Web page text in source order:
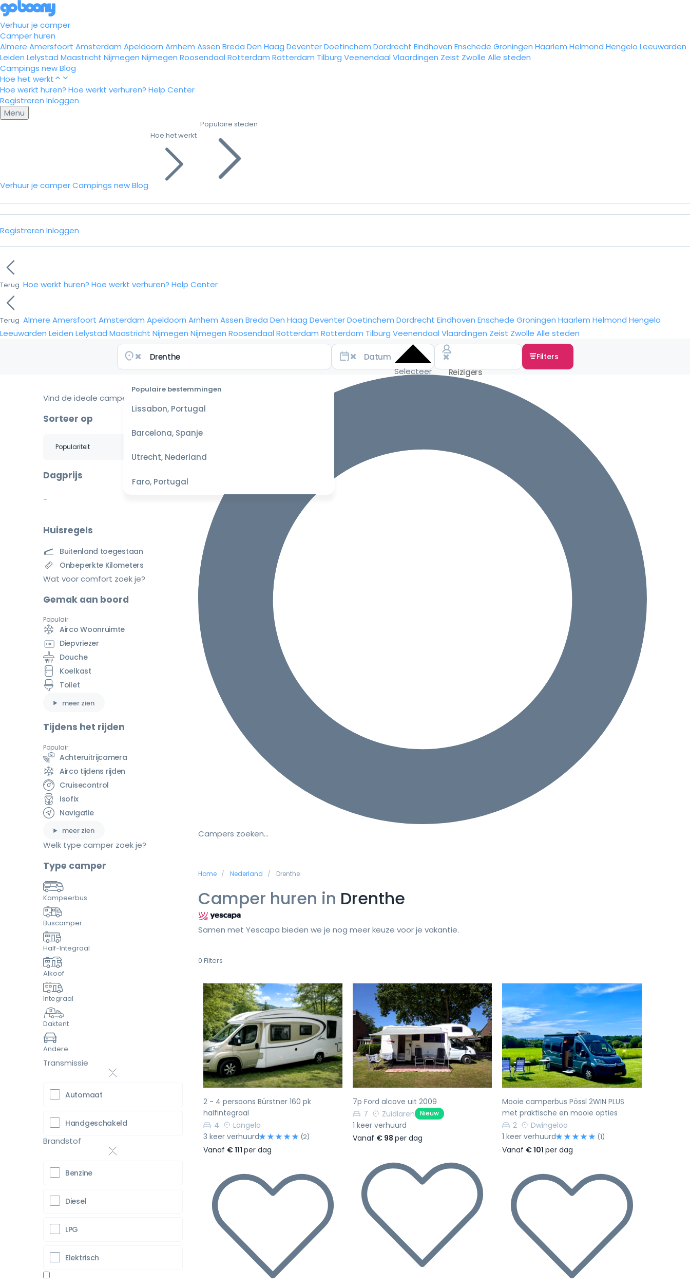
Verhuur je camper
Camper huren
Almere Amersfoort Amsterdam Apeldoorn Arnhem Assen Breda Den Haag DeventerDoetinchem Dordrecht Eindhoven Enschede Groningen Haarlem Helmond Hengelo Leeuwarden
Leiden Lelystad Maastricht Nijmegen Nijmegen Roosendaal Rotterdam Rotterdam Tilburg Veenendaal Vlaardingen Zeist Zwolle Alle steden
Campings newBlog
Hoe het werkt
Hoe werkt huren? Hoe werkt verhuren? Help Center
Registreren Inloggen
Menu
Verhuur je camperCampings newBlog
Hoe het werkt
Populaire steden
Registreren Inloggen
Terug Hoe werkt huren? Hoe werkt verhuren? Help Center
Terug Almere Amersfoort Amsterdam Apeldoorn Arnhem Assen Breda Den Haag DeventerDoetinchem Dordrecht Eindhoven Enschede Groningen Haarlem Helmond Hengelo
Leeuwarden Leiden Lelystad Maastricht Nijmegen Nijmegen Roosendaal Rotterdam Rotterdam Tilburg Veenendaal Vlaardingen Zeist Zwolle Alle steden
Populaire bestemmingen
Lissabon, Portugal
Barcelona, Spanje
Utrecht, Nederland
Faro, Portugal
Selecteer
Filters
Campers zoeken…
Home Nederland Drenthe
Camper huren in Drenthe
Samen met Yescapa bieden we je nog meer keuze voor je vakantie.
0 Filters
Vorige Volgende
2 - 4 persoons Bürstner 160 pk
halfintegraal
4
Langelo
3 keer verhuurd
(2)
Vanaf € 111 per dag
Vorige Volgende
7p Ford alcove uit 2009
7
Zuidlaren Nieuw
1 keer verhuurd
Vanaf € 98 per dag
Vorige Volgende
Mooie camperbus Pössl 2WIN PLUS
met praktische en mooie opties
2
Dwingeloo
1 keer verhuurd
(1)
Vanaf € 101per dag
Vind de ideale camper voor je reis
Sorteer op
Dagprijs
-
Huisregels
Buitenland toegestaan
Onbeperkte Kilometers
Wat voor comfort zoek je?
Gemak aan boord
Populair
Airco Woonruimte
Diepvriezer
Douche
Koelkast
Toilet
meer zien
Tijdens het rijden
Populair
Achteruitrijcamera
Airco tijdens rijden
Cruisecontrol
Isofix
Navigatie
meer zien
Welk type camper zoek je?
Type camper
Kampeerbus
Buscamper
Half-Integraal
Alkoof
Integraal
Daktent
Andere
Transmissie
Automaat
Handgeschakeld
Brandstof
Benzine
Diesel
LPG
Elektrisch